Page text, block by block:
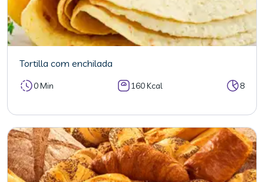
Tortilla com enchilada
0 Min 160 Kcal 8